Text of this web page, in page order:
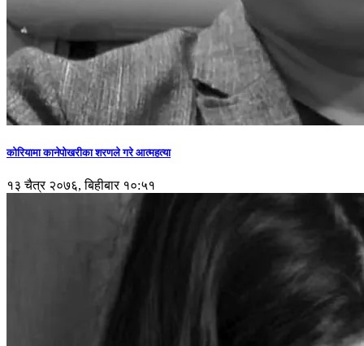
कोरियामा कानेपोखरीका शरणले गरे आत्महत्या
१३ चैत्र २०७६, बिहीबार १०:५१